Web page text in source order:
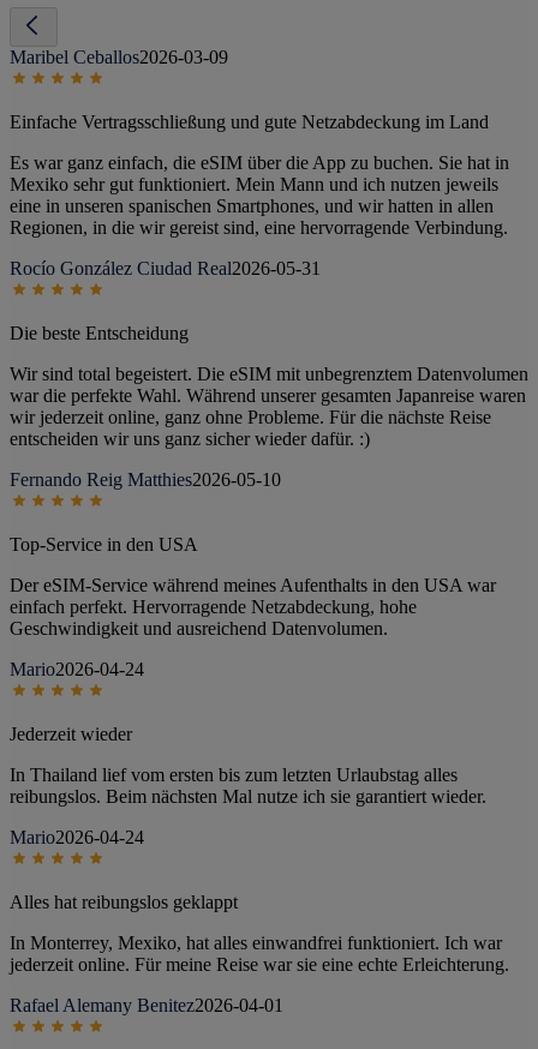
Maribel Ceballos2026-03-09
Einfache Vertragsschließung und gute Netzabdeckung im Land
Es war ganz einfach, die eSIM über die App zu buchen. Sie hat in
Mexiko sehr gut funktioniert. Mein Mann und ich nutzen jeweils
eine in unseren spanischen Smartphones, und wir hatten in allen
Regionen, in die wir gereist sind, eine hervorragende Verbindung.
Rocío González Ciudad Real2026-05-31
Die beste Entscheidung
Wir sind total begeistert. Die eSIM mit unbegrenztem Datenvolumen
war die perfekte Wahl. Während unserer gesamten Japanreise waren
wir jederzeit online, ganz ohne Probleme. Für die nächste Reise
entscheiden wir uns ganz sicher wieder dafür. :)
Fernando Reig Matthies2026-05-10
Top-Service in den USA
Der eSIM-Service während meines Aufenthalts in den USA war
einfach perfekt. Hervorragende Netzabdeckung, hohe
Geschwindigkeit und ausreichend Datenvolumen.
Mario2026-04-24
Jederzeit wieder
In Thailand lief vom ersten bis zum letzten Urlaubstag alles
reibungslos. Beim nächsten Mal nutze ich sie garantiert wieder.
Mario2026-04-24
Alles hat reibungslos geklappt
In Monterrey, Mexiko, hat alles einwandfrei funktioniert. Ich war
jederzeit online. Für meine Reise war sie eine echte Erleichterung.
Rafael Alemany Benitez2026-04-01